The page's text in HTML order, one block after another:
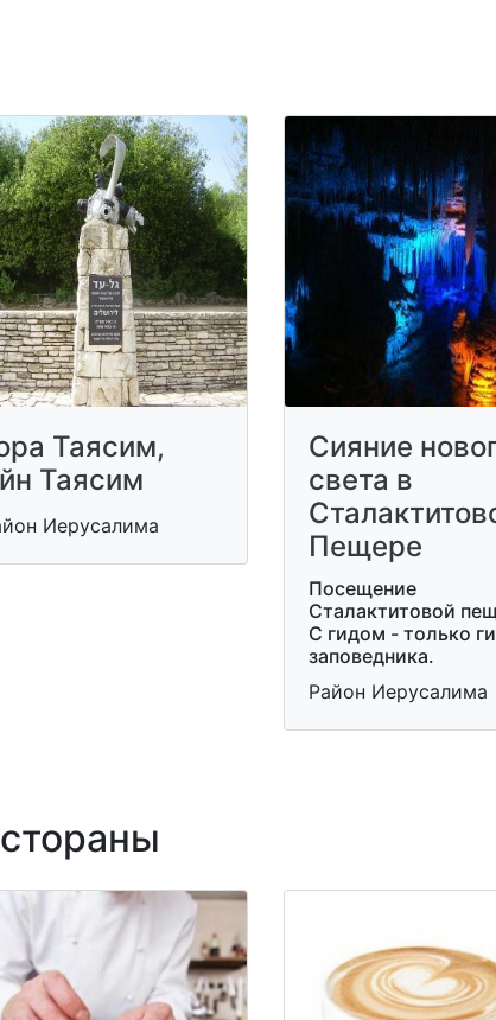
Таясим,
Таясим
Иерусалима
Сияние
света в
Пещере
Посещение
Сталактитовой
С гидом - только
заповедника.
Район Иерусалима